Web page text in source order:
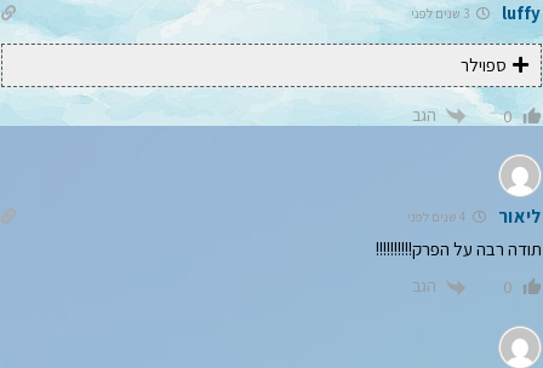
luffy 3 שנים לפני
ספוילר
0 הגב
ליאור 4 שנים לפני
תודה רבה על הפרק!!!!!!!!!!
0 הגב